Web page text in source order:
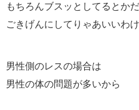
もちろんブスッとしてるとか
ごきげんにしてりゃあいいわけ
男性側のレスの場合は
男性の体の問題が多いから